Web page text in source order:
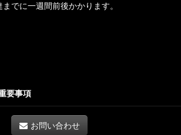
でに一週間前後かかります。
要事項
お問い合わせ